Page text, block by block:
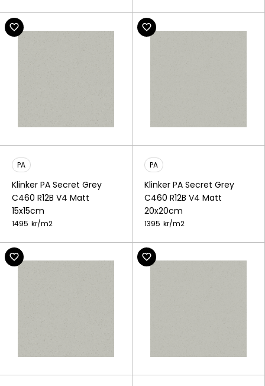
PA
Klinker PA Secret Grey
C460 R12B V4 Matt
15x15cm
1495 kr/m2
PA
Klinker PA Secret Grey
C460 R12B V4 Matt
20x20cm
1395 kr/m2